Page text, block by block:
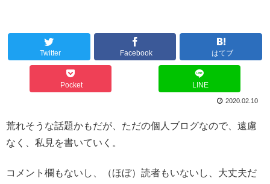
Twitter Facebook はてブ
Pocket LINE
2020.02.10
荒れそうな話題かもだが、ただの個人ブログなので、遠慮
なく、私見を書いていく。
コメント欄もないし、（ほぼ）読者もいないし、大丈夫だ